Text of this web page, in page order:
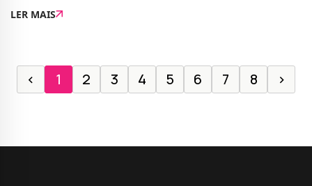
franquia. James Cameron já admitiu q
LER MAIS
‹ 1 2 3 4 5 6 7 8 ›